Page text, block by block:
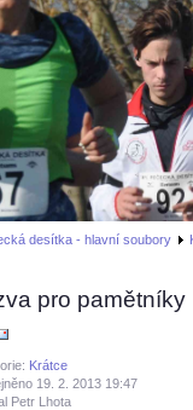
desítka - hlavní soubory
pro pamětníky
Krátce
19. 2. 2013 19:47
Petr Lhota